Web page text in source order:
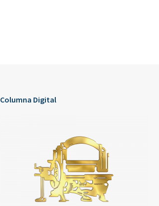
Columna Digital